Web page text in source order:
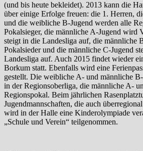
(und bis heute bekleidet). 2013 kann die
über einige Erfolge freuen: die 1. Herren,
und die weibliche B-Jugend werden alle
Pokalsieger, die männliche A-Jugend wird
steigt in die Landesliga auf, die männliche
Pokalsieder und die männliche C-Jugend
Landesliga auf. Auch 2015 findet wieder
Borkum statt. Ebenfalls wird eine
gestellt. Die weibliche A- und männliche
in der Regionsoberliga, die männliche A-
Regionspokal. Beim jährlichen
Jugendmannschaften, die auch
wird in der Halle eine Kinderolympiade
„Schule und Verein“ teilgenommen.